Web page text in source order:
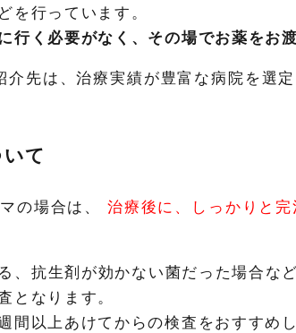
を行っています。
行く必要がなく、その場でお薬をお
先は、治療実績が豊富な病院を選
て
の場合は、 治療後に、しっかりと
、抗生剤が効かない菌だった場合な
となります。
間以上あけてからの検査をおすすめ